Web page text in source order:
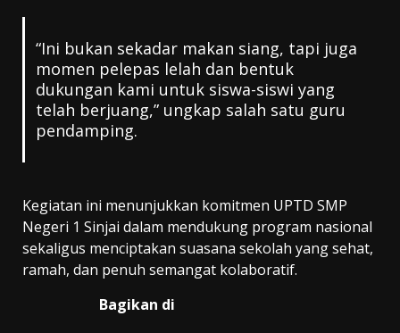
“Ini bukan sekadar makan siang, tapi juga
momen pelepas lelah dan bentuk
dukungan kami untuk siswa-siswi yang
telah berjuang,” ungkap salah satu guru
pendamping.
Kegiatan ini menunjukkan komitmen UPTD SMP
Negeri 1 Sinjai dalam mendukung program nasional
sekaligus menciptakan suasana sekolah yang sehat,
ramah, dan penuh semangat kolaboratif.
Bagikan di